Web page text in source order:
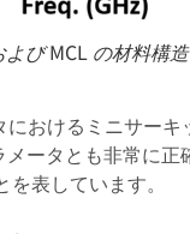
び MCL の材料構
におけるミニサー
ータとも非常に
表しています。